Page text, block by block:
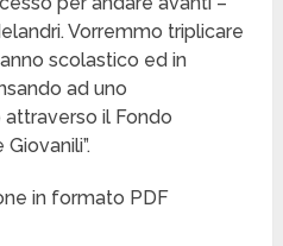
Vorremmo triplicare
scolastico ed in
ad uno
il Fondo
in formato PDF